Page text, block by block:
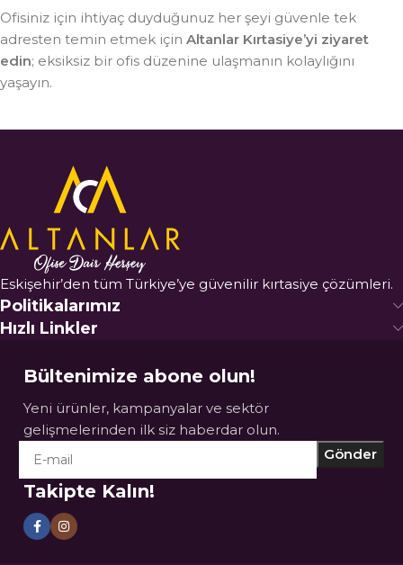
Ofisiniz için ihtiyaç duyduğunuz her şeyi güvenle tek
adresten temin etmek için Altanlar Kırtasiye’yi ziyaret
edin; eksiksiz bir ofis düzenine ulaşmanın kolaylığını
yaşayın.
Eskişehir’den tüm Türkiye’ye güvenilir kırtasiye çözümleri.
Politikalarımız
Hızlı Linkler
Bültenimize abone olun!
Yeni ürünler, kampanyalar ve sektör
gelişmelerinden ilk siz haberdar olun.
Takipte Kalın!